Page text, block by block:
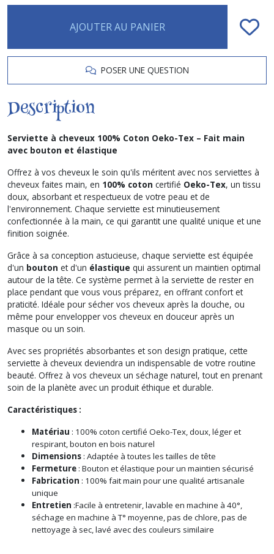
AJOUTER AU PANIER
POSER UNE QUESTION
Description
Serviette à cheveux 100% Coton Oeko-Tex – Fait main
avec bouton et élastique
Offrez à vos cheveux le soin qu'ils méritent avec nos serviettes à
cheveux faites main, en 100% coton certifié Oeko-Tex, un tissu
doux, absorbant et respectueux de votre peau et de
l'environnement. Chaque serviette est minutieusement
confectionnée à la main, ce qui garantit une qualité unique et une
finition soignée.
Grâce à sa conception astucieuse, chaque serviette est équipée
d'un bouton et d'un élastique qui assurent un maintien optimal
autour de la tête. Ce système permet à la serviette de rester en
place pendant que vous vous préparez, en offrant confort et
praticité. Idéale pour sécher vos cheveux après la douche, ou
même pour envelopper vos cheveux en douceur après un
masque ou un soin.
Avec ses propriétés absorbantes et son design pratique, cette
serviette à cheveux deviendra un indispensable de votre routine
beauté. Offrez à vos cheveux un séchage naturel, tout en prenant
soin de la planète avec un produit éthique et durable.
Caractéristiques :
Matériau : 100% coton certifié Oeko-Tex, doux, léger et
respirant, bouton en bois naturel
Dimensions : Adaptée à toutes les tailles de tête
Fermeture : Bouton et élastique pour un maintien sécurisé
Fabrication : 100% fait main pour une qualité artisanale
unique
Entretien :Facile à entretenir, lavable en machine à 40°,
séchage en machine à T° moyenne, pas de chlore, pas de
nettoyage à sec, lavé avec des couleurs similaire